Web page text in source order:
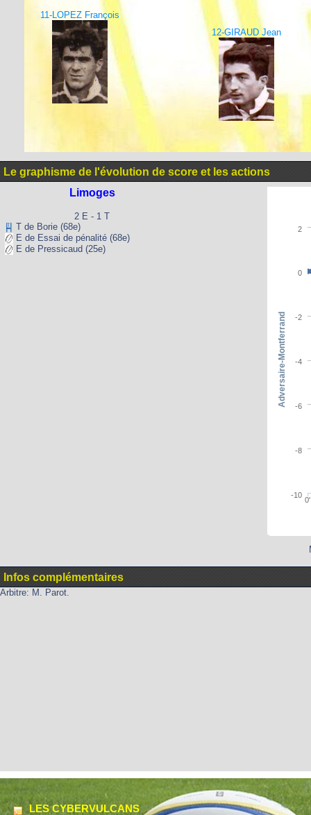
11-LOPEZ François
12-GIRAUD Jean
Le graphisme de l'évolution de score et les actions
Limoges
2 E - 1 T
T de Borie (68e)
E de Essai de pénalité (68e)
E de Pressicaud (25e)
0'
-8
-6
-4
-2
0
-10
2
Adversaire-Montferrand
Infos complémentaires
Arbitre: M. Parot.
LES CYBERVULCANS